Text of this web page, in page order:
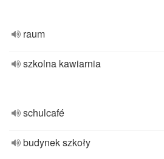
raum
szkolna kawiarnia
schulcafé
budynek szkoły